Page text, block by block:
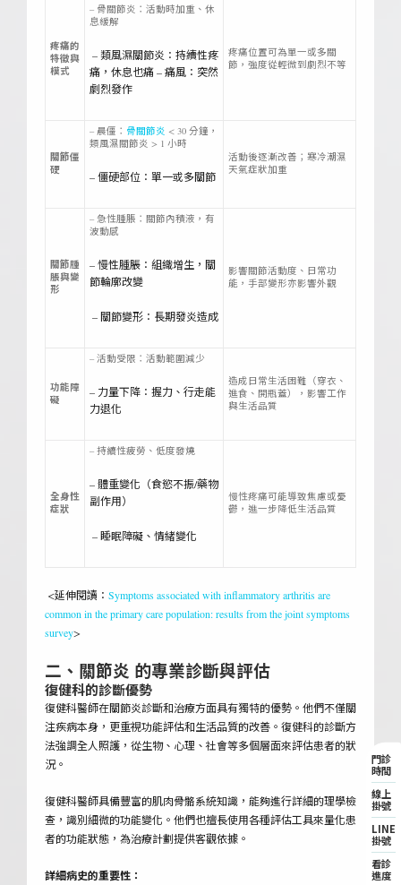
疼痛的
特徵與
模式
– 骨關節炎：活動時加重、休
息緩解
– 類風濕關節炎：持續性疼
痛，休息也痛 – 痛風：突然
劇烈發作
疼痛位置可為單一或多關
節，強度從輕微到劇烈不等
關節僵
硬
– 晨僵： 骨關節炎 < 30 分鐘，
類風濕關節炎 > 1 小時
– 僵硬部位：單一或多關節
活動後逐漸改善；寒冷潮濕
天氣症狀加重
關節腫
脹與變
形
– 急性腫脹：關節內積液，有
波動感
– 慢性腫脹：組織增生，關
節輪廓改變
– 關節變形：長期發炎造成
影響關節活動度、日常功
能，手部變形亦影響外觀
功能障
礙
– 活動受限：活動範圍減少
– 力量下降：握力、行走能
力退化
造成日常生活困難（穿衣、
進食、開瓶蓋），影響工作
與生活品質
全身性
症狀
– 持續性疲勞、低度發燒
– 體重變化（食慾不振/藥物
副作用）
– 睡眠障礙、情緒變化
慢性疼痛可能導致焦慮或憂
鬱，進一步降低生活品質
<延伸閱讀： Symptoms associated with inflammatory arthritis are
common in the primary care population: results from the joint symptoms
survey>
二、關節炎 的專業診斷與評估
復健科的診斷優勢
復健科醫師在關節炎診斷和治療方面具有獨特的優勢。他們不僅關
注疾病本身，更重視功能評估和生活品質的改善。復健科的診斷方
法強調全人照護，從生物、心理、社會等多個層面來評估患者的狀
況。
復健科醫師具備豐富的肌肉骨骼系統知識，能夠進行詳細的理學檢
查，識別細微的功能變化。他們也擅長使用各種評估工具來量化患
者的功能狀態，為治療計劃提供客觀依據。
詳細病史的重要性：
門診
時間
線上
掛號
LINE
掛號
看診
進度